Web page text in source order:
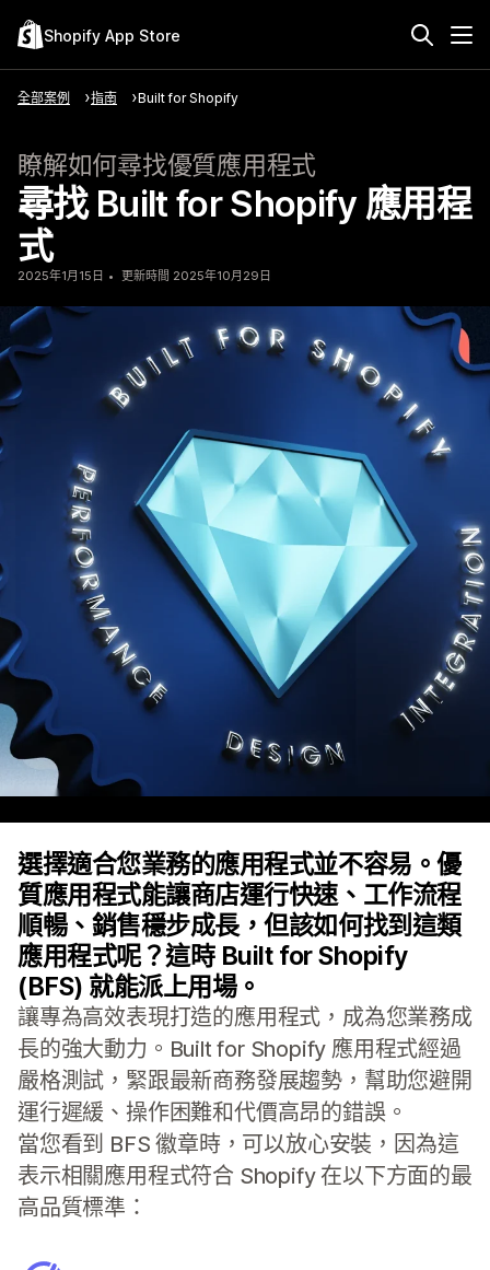
Shopify App Store
全部案例 指南 Built for Shopify
瞭解如何尋找優質應用程式
尋找 Built for Shopify 應用程
式
2025年1月15日 更新時間 2025年10月29日
選擇適合您業務的應用程式並不容易。優
質應用程式能讓商店運行快速、工作流程
順暢、銷售穩步成長，但該如何找到這類
應用程式呢？這時 Built for Shopify
(BFS) 就能派上用場。
讓專為高效表現打造的應用程式，成為您業務成
長的強大動力。Built for Shopify 應用程式經過
嚴格測試，緊跟最新商務發展趨勢，幫助您避開
運行遲緩、操作困難和代價高昂的錯誤。
當您看到 BFS 徽章時，可以放心安裝，因為這
表示相關應用程式符合 Shopify 在以下方面的最
高品質標準：